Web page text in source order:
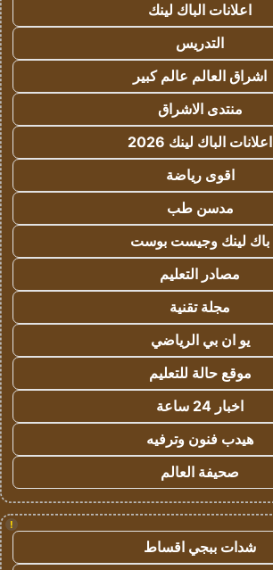
اعلانات الباك لينك
التدريس
اشراق العالم عالم كبير
منتدى الاشراق
اعلانات الباك لينك 2026
اقوى رياضة
مدسن طب
باك لينك وجيست بوست
مصادر التعليم
مجلة تقنية
يو ان بي الرياضي
موقع حالة للتعليم
اخبار 24 ساعة
هيدب فنون وترفيه
صحيفة العالم
!
شدات ببجي اقساط